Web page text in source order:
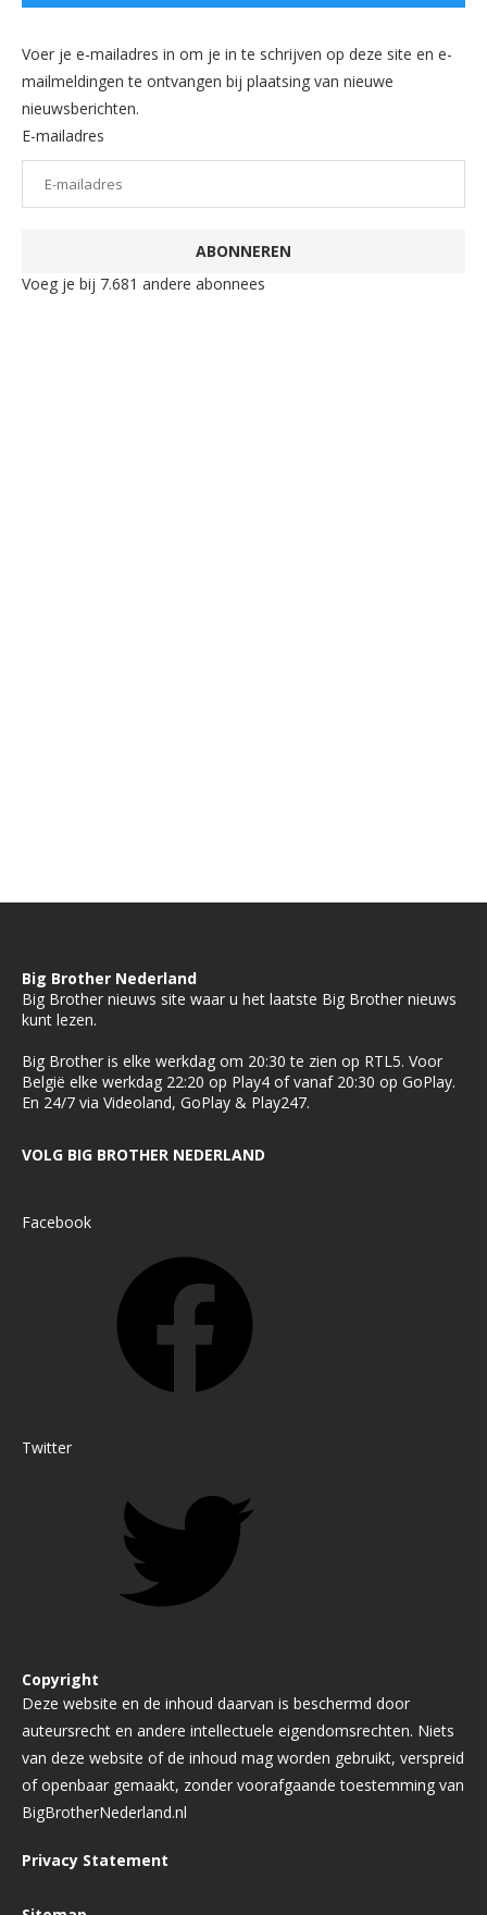
Voer je e-mailadres in om je in te schrijven op deze site en e-
mailmeldingen te ontvangen bij plaatsing van nieuwe
nieuwsberichten.
E-mailadres
ABONNEREN
Voeg je bij 7.681 andere abonnees
Big Brother Nederland
Big Brother nieuws site waar u het laatste Big Brother nieuws
kunt lezen.
Big Brother is elke werkdag om 20:30 te zien op RTL5. Voor
België elke werkdag 22:20 op Play4 of vanaf 20:30 op GoPlay.
En 24/7 via Videoland, GoPlay & Play247.
VOLG BIG BROTHER NEDERLAND
Facebook
Twitter
Copyright
Deze website en de inhoud daarvan is beschermd door
auteursrecht en andere intellectuele eigendomsrechten. Niets
van deze website of de inhoud mag worden gebruikt, verspreid
of openbaar gemaakt, zonder voorafgaande toestemming van
BigBrotherNederland.nl
Privacy Statement